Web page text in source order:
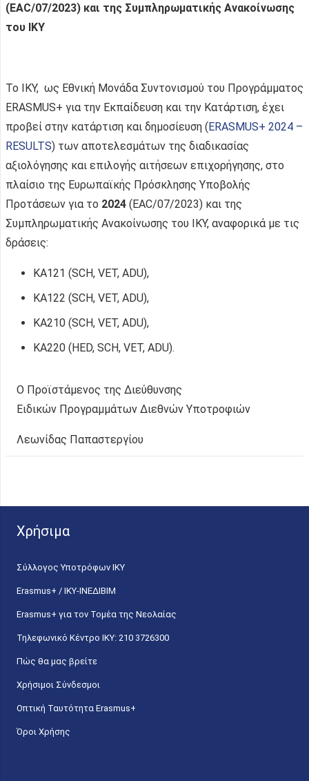
(EAC/07/2023) και της Συμπληρωματικής Ανακοίνωσης
του ΙΚΥ
Το ΙΚΥ, ως Εθνική Μονάδα Συντονισμού του Προγράμματος
ERASMUS+ για την Εκπαίδευση και την Κατάρτιση, έχει
προβεί στην κατάρτιση και δημοσίευση (ERASMUS+ 2024 –
RESULTS) των αποτελεσμάτων της διαδικασίας
αξιολόγησης και επιλογής αιτήσεων επιχορήγησης, στο
πλαίσιο της Ευρωπαϊκής Πρόσκλησης Υποβολής
Προτάσεων για το 2024 (EAC/07/2023) και της
Συμπληρωματικής Ανακοίνωσης του ΙΚΥ, αναφορικά με τις
δράσεις:
KA121 (SCH, VET, ADU),
KA122 (SCH, VET, ADU),
ΚΑ210 (SCH, VET, ADU),
ΚΑ220 (HED, SCH, VET, ADU).
Ο Προϊστάμενος της Διεύθυνσης
Ειδικών Προγραμμάτων Διεθνών Υποτροφιών
Λεωνίδας Παπαστεργίου
Χρήσιμα
Σύλλογος Υποτρόφων ΙΚΥ
Erasmus+ / ΙΚΥ-ΙΝΕΔΙΒΙΜ
Erasmus+ για τον Τομέα της Νεολαίας
Τηλεφωνικό Κέντρο IKY: 210 3726300
Πώς θα μας βρείτε
Χρήσιμοι Σύνδεσμοι
Οπτική Ταυτότητα Erasmus+
Όροι Χρήσης